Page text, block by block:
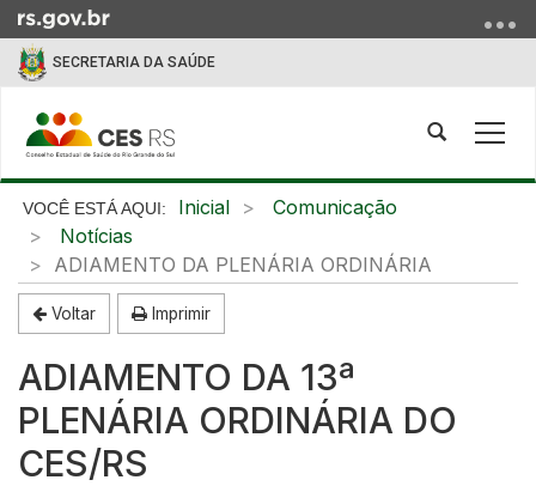
para
para
o
menu
para
busca
SECRETARIA DA SAÚDE
Abrir
busca
Início
conteúdo
Inicial
Comunicação
Notícias
ADIAMENTO DA PLENÁRIA ORDINÁRIA
Voltar Imprimir
ADIAMENTO DA 13ª
PLENÁRIA ORDINÁRIA DO
CES/RS